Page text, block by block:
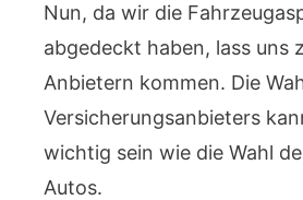
Nun, da wir die
abgedeckt haben, lass uns
Anbietern kommen. Die
Versicherungsanbieters
wichtig sein wie die Wahl
Autos.